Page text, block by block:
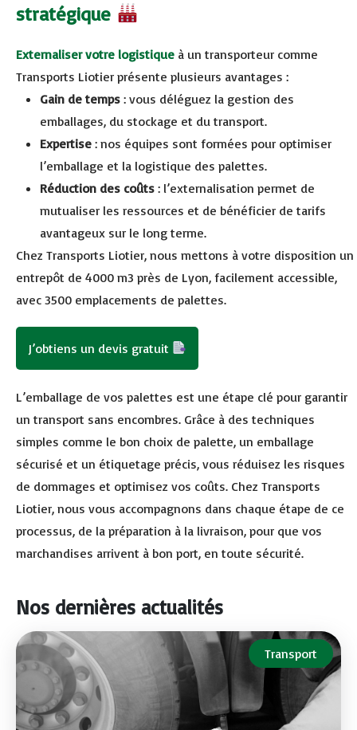
stratégique
Externaliser votre logistique à un transporteur comme
Transports Liotier présente plusieurs avantages :
Gain de temps : vous déléguez la gestion des
emballages, du stockage et du transport.
Expertise : nos équipes sont formées pour optimiser
l’emballage et la logistique des palettes.
Réduction des coûts : l’externalisation permet de
mutualiser les ressources et de bénéficier de tarifs
avantageux sur le long terme.
Chez Transports Liotier, nous mettons à votre disposition un
entrepôt de 4000 m3 près de Lyon, facilement accessible,
avec 3500 emplacements de palettes.
J’obtiens un devis gratuit
L’emballage de vos palettes est une étape clé pour garantir
un transport sans encombres. Grâce à des techniques
simples comme le bon choix de palette, un emballage
sécurisé et un étiquetage précis, vous réduisez les risques
de dommages et optimisez vos coûts. Chez Transports
Liotier, nous vous accompagnons dans chaque étape de ce
processus, de la préparation à la livraison, pour que vos
marchandises arrivent à bon port, en toute sécurité.
Nos dernières actualités
Transport